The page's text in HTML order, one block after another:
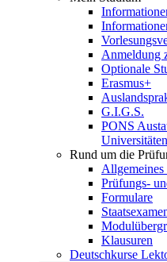
Anmeldung
Optionale
Erasmus+
G.I.G.S.
PONS
Universitäten
Rund um die
Allgemeines
Prüfungs-
Formulare
Klausuren
Deutschkurse